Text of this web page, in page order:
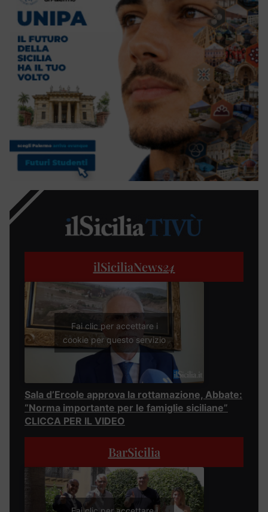
ilSiciliaNews24
Fai clic per accettare i
cookie per questo servizio
Sala d’Ercole approva la rottamazione, Abbate:
“Norma importante per le famiglie siciliane”
CLICCA PER IL VIDEO
BarSicilia